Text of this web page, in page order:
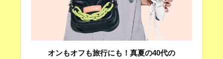
オンもオフも旅行にも！真夏の40代の